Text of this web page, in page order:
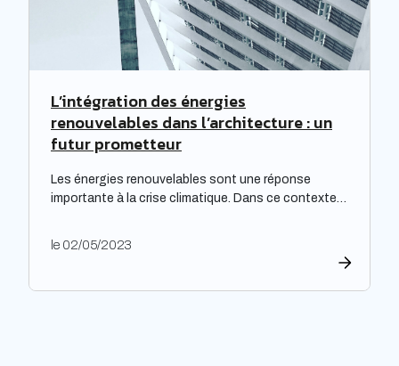
L’intégration des énergies
renouvelables dans l’architecture : un
futur prometteur
Les énergies renouvelables sont une réponse
importante à la crise climatique. Dans ce contexte,
construction et de l’aménagement des bâtiments.
l’adoption de cette approche, en développant des
le 02/05/2023